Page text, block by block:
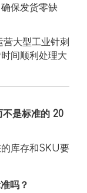
保发货零缺
营大型工业针刺
间顺利处理大
不是标准的 20
库存和SKU要
吗？